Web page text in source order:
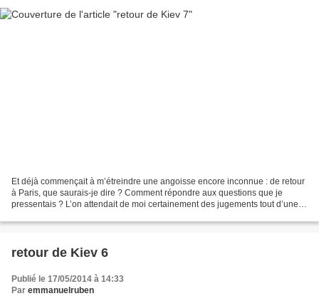
Et déjà commençait à m’étreindre une angoisse encore inconnue : de retour
à Paris, que saurais-je dire ? Comment répondre aux questions que je
pressentais ? L’on attendait de moi certainement des jugements tout d’une
retour de Kiev 6
Publié le 17/05/2014 à 14:33
Par emmanuelruben